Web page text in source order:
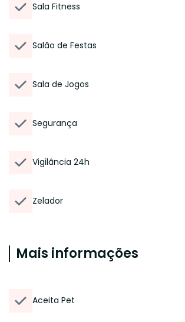
Sala Fitness
Salão de Festas
Sala de Jogos
Segurança
Vigilância 24h
Zelador
Mais informações
Aceita Pet